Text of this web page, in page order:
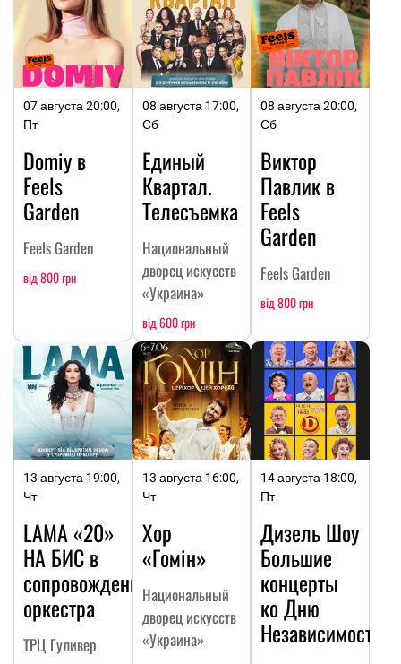
07 августа 20:00,
Пт
Domiy в
Feels
Garden
Feels Garden
від 800 грн
08 августа 17:00,
Сб
Единый
Квартал.
Телесъемка
Национальный
дворец искусств
«Украина»
від 600 грн
08 августа 20:00,
Сб
Виктор
Павлик в
Feels
Garden
Feels Garden
від 800 грн
13 августа 19:00,
Чт
LAMA «20»
НА БИC в
сопровождении
оркестра
ТРЦ Гуливер
13 августа 16:00,
Чт
Хор
«Гомін»
Национальный
дворец искусств
«Украина»
14 августа 18:00,
Пт
Дизель Шоу
Большие
концерты
ко Дню
Независимости